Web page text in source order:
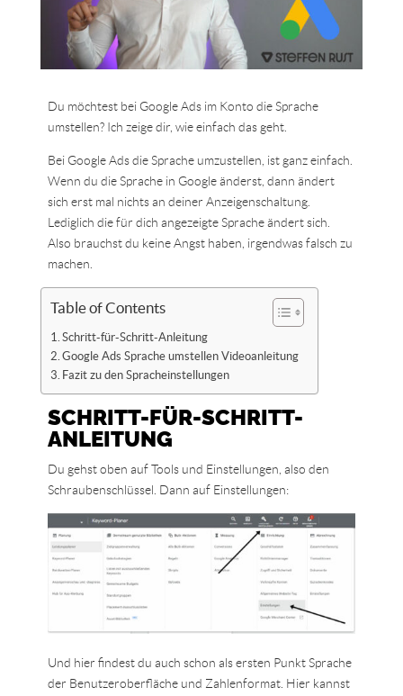
Du möchtest bei Google Ads im Konto die Sprache
umstellen? Ich zeige dir, wie einfach das geht.
Bei Google Ads die Sprache umzustellen, ist ganz einfach.
Wenn du die Sprache in Google änderst, dann ändert
sich erst mal nichts an deiner Anzeigenschaltung.
Lediglich die für dich angezeigte Sprache ändert sich.
Also brauchst du keine Angst haben, irgendwas falsch zu
machen.
Table of Contents
Schritt-für-Schritt-Anleitung
Google Ads Sprache umstellen Videoanleitung
Fazit zu den Spracheinstellungen
SCHRITT-FÜR-SCHRITT-
ANLEITUNG
Du gehst oben auf Tools und Einstellungen, also den
Schraubenschlüssel. Dann auf Einstellungen:
Und hier findest du auch schon als ersten Punkt Sprache
der Benutzeroberfläche und Zahlenformat. Hier kannst